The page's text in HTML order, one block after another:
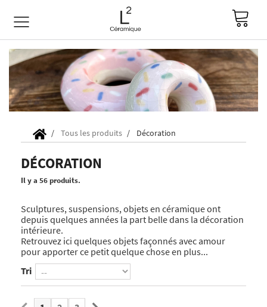
Tous les produits Décoration
DÉCORATION
Il y a 56 produits.
Sculptures, suspensions, objets en céramique ont
depuis quelques années la part belle dans la décoration
intérieure.
Retrouvez ici quelques objets façonnés avec amour
pour apporter ce petit quelque chose en plus...
Tri